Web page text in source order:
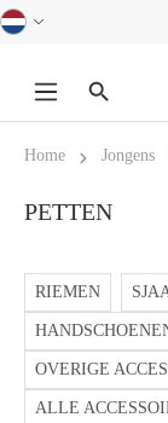
Home Jongens
PETTEN
RIEMEN
OVERIGE
ALLE